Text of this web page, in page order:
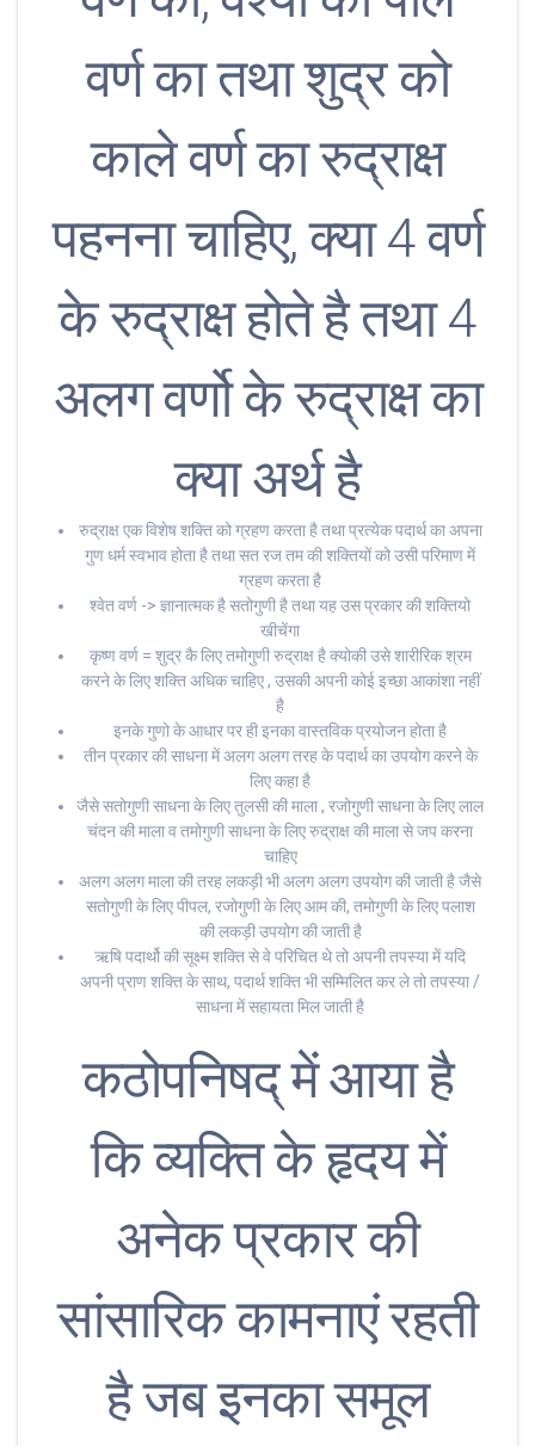
वर्ण का तथा शुद्र को
काले वर्ण का रुद्राक्ष
पहनना चाहिए, क्या 4 वर्ण
के रुद्राक्ष होते है तथा 4
अलग वर्णो के रुद्राक्ष का
क्या अर्थ है
रुद्राक्ष एक विशेष शक्ति को ग्रहण करता है तथा प्रत्येक पदार्थ का अपना
गुण धर्म स्वभाव होता है तथा सत रज तम की शक्तियों को उसी परिमाण में
ग्रहण करता है
श्वेत वर्ण -> ज्ञानात्मक है सतोगुणी है तथा यह उस प्रकार की शक्तियो
खीचेंगा
कृष्ण वर्ण = शुद्र कै लिए तमोगुणी रुद्राक्ष है क्योकी उसे शारीरिक श्रम
करने के लिए शक्ति अधिक चाहिए , उसकी अपनी कोई इच्छा आकांशा नहीं
है
इनके गुणो के आधार पर ही इनका वास्तविक प्रयोजन होता है
तीन प्रकार की साधना में अलग अलग तरह के पदार्थ का उपयोग करने के
लिए कहा है
जैसे सतोगुणी साधना के लिए तुलसी की माला , रजोगुणी साधना के लिए लाल
चंदन की माला व तमोगुणी साधना के लिए रुद्राक्ष की माला से जप करना
चाहिए
अलग अलग माला की तरह लकड़ी भी अलग अलग उपयोग की जाती है जैसे
सतोगुणी के लिए पीपल, रजोगुणी के लिए आम की, तमोगुणी के लिए पलाश
की लकड़ी उपयोग की जाती है
ऋषि पदार्थो की सूक्ष्म शक्ति से वे परिचित थे तो अपनी तपस्या में यदि
अपनी प्राण शक्ति के साथ, पदार्थ शक्ति भी सम्मिलित कर ले तो तपस्या /
साधना में सहायता मिल जाती है
कठोपनिषद् में आया है
कि व्यक्ति के हृदय में
अनेक प्रकार की
सांसारिक कामनाएं रहती
है जब इनका समूल